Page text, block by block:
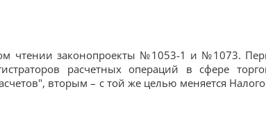
чтении законопроекты №1053-1 и №1073.
расчетных операций в сфере
вторым – с той же целью меняется